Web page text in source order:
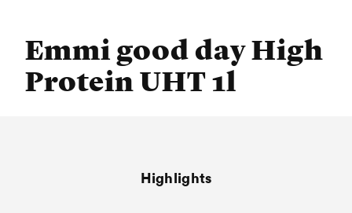
Emmi good day High
Protein UHT 1l
Highlights